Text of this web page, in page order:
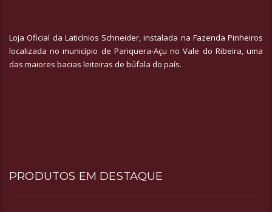
Loja Oficial da Laticínios Schneider, instalada na Fazenda Pinheiros
localizada no município de Pariquera-Açu no Vale do Ribeira, uma
das maiores bacias leiteiras de búfala do país.
PRODUTOS EM DESTAQUE